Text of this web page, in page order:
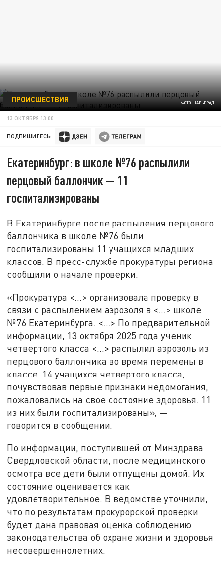
ФОТО: ЦАРЬГРАД
ПРОИСШЕСТВИЯ
13 ОКТЯБРЯ 13:00
ПОДПИШИТЕСЬ:
Екатеринбург: в школе №76 распылили
перцовый баллончик — 11
госпитализированы
В Екатеринбурге после распыления перцового
баллончика в школе №76 были
госпитализированы 11 учащихся младших
классов. В пресс-службе прокуратуры региона
сообщили о начале проверки.
«Прокуратура <…> организовала проверку в
связи с распылением аэрозоля в <…> школе
№76 Екатеринбурга. <…> По предварительной
информации, 13 октября 2025 года ученик
четвертого класса <...> распылил аэрозоль из
перцового баллончика во время перемены в
классе. 14 учащихся четвертого класса,
почувствовав первые признаки недомогания,
пожаловались на свое состояние здоровья. 11
из них были госпитализированы», —
говорится в сообщении.
По информации, поступившей от Минздрава
Свердловской области, после медицинского
осмотра все дети были отпущены домой. Их
состояние оценивается как
удовлетворительное. В ведомстве уточнили,
что по результатам прокурорской проверки
будет дана правовая оценка соблюдению
законодательства об охране жизни и здоровья
несовершеннолетних.